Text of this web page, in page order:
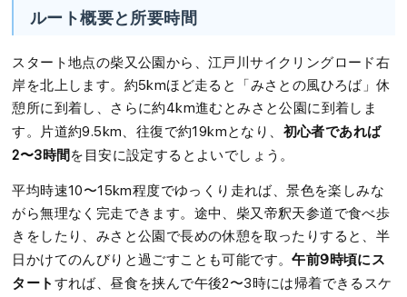
ルート概要と所要時間
スタート地点の柴又公園から、江戸川サイクリングロード右
岸を北上します。約5kmほど走ると「みさとの風ひろば」休
憩所に到着し、さらに約4km進むとみさと公園に到着しま
す。片道約9.5km、往復で約19kmとなり、 初心者であれば
2〜3時間を目安に設定するとよいでしょう。
平均時速10〜15km程度でゆっくり走れば、景色を楽しみな
がら無理なく完走できます。途中、柴又帝釈天参道で食べ歩
きをしたり、みさと公園で長めの休憩を取ったりすると、半
日かけてのんびりと過ごすことも可能です。午前9時頃にス
タート すれば、昼食を挟んで午後2〜3時には帰着できるスケ